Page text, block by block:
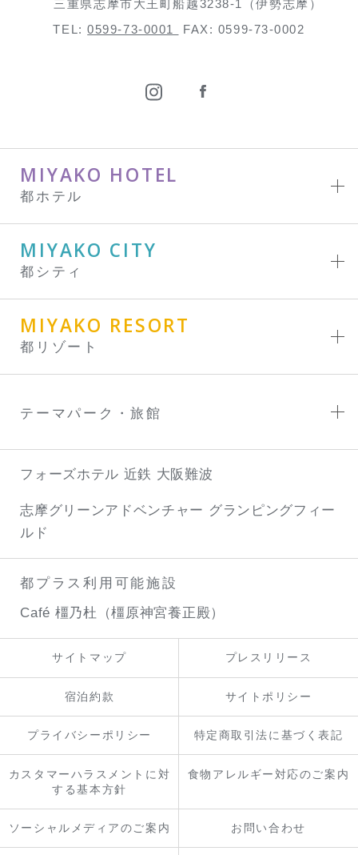
三重県志摩市大王町船越3238-1（伊勢志摩）
TEL:0599-73-0001 FAX: 0599-73-0002
MIYAKO HOTEL
都ホテル
MIYAKO CITY
都シティ
MIYAKO RESORT
都リゾート
テーマパーク・旅館
フォーズホテル 近鉄 大阪難波
志摩グリーンアドベンチャー グランピングフィー
ルド
都プラス利用可能施設
Café 橿乃杜（橿原神宮養正殿）
サイトマップ プレスリリース
宿泊約款 サイトポリシー
プライバシーポリシー 特定商取引法に基づく表記
カスタマーハラスメントに対
する基本方針
食物アレルギー対応のご案内
ソーシャルメディアのご案内 お問い合わせ